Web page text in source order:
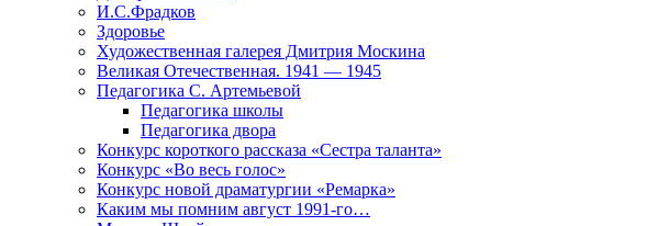
И.С.Фрадков
Здоровье
Художественная галерея Дмитрия Москина
Великая Отечественная. 1941 — 1945
Педагогика С. Артемьевой
Педагогика школы
Педагогика двора
Конкурс короткого рассказа «Сестра таланта»
Конкурс «Во весь голос»
Конкурс новой драматургии «Ремарка»
Каким мы помним август 1991-го…